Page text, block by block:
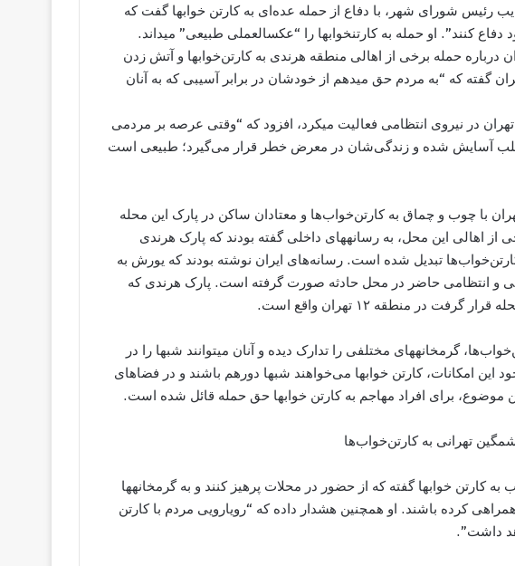
رئیس شورای شهر، با دفاع از حمله عده‌ای به کارتن خواب​ها گفت که
کنند”. او حمله به کارتن​خواب​ها را “عکس​العملی طبیعی” می​داند.
حمله برخی از اهالی منطقه هرندی به کارتن‌خواب​ها و آتش زدن
گفته که “به مردم حق می​دهم از خودشان در برابر آسیبی که به آنان
در نیروی انتظامی فعالیت می​کرد، افزود که “وقتی عرصه بر مردمی
سلب آسایش شده و زندگی‌شان در معرض خطر قرار می‌گیرد؛ طبیعی است
با چوب و چماق به کارتن‌خواب‌ها و معتادان ساکن در پارک این محله
از اهالی این محل، به رسانه​های داخلی گفته بودند که پارک هرندی
تبدیل شده است. رسانه‌های ایران نوشته بودند که یورش به
و انتظامی حاضر در محل حادثه صورت گرفته است. پارک هرندی که
در منطقه ۱۲ تهران واقع است.
گرمخانه​های مختلفی را تدارک دیده و آنان می​توانند شب​ها را در
این امکانات، کارتن خواب​ها می‌خواهند شب​ها دورهم باشند و در فضاهای
موضوع، برای افراد مهاجم به کارتن خواب​ها حق حمله قائل شده است.
تهرانی به کارتن‌خواب‌ها
خواب​ها گفته که از حضور در محلات پرهیز کنند و به گرمخانه​ها
کرده باشند. او همچنین هشدار داده که “رویارویی مردم با کارتن
داشت”.